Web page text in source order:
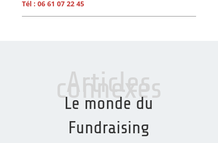
Tél : 06 61 07 22 45
Articles
connexes
Le monde du
Fundraising